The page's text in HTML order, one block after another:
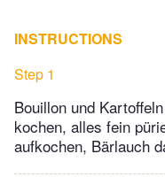
INSTRUCTIONS
Step 1
Bouillon und
kochen, alles fein
aufkochen, Bärlauch